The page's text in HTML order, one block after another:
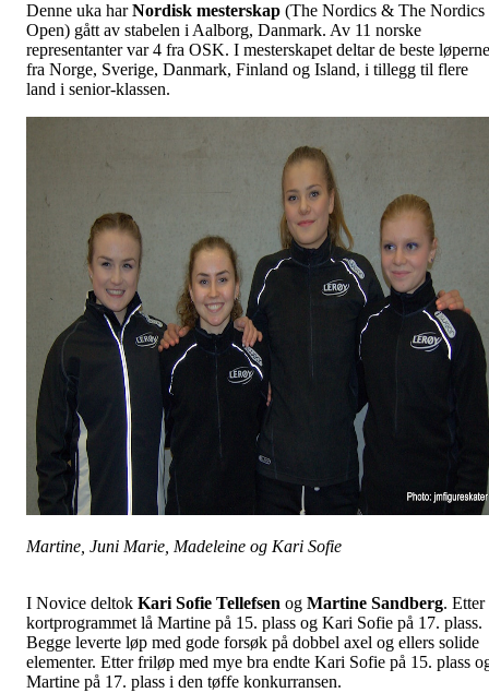
Denne uka harNordisk mesterskap (The Nordics & The Nordics
Open) gått av stabelen i Aalborg, Danmark. Av 11 norske
representanter var 4 fra OSK. I mesterskapet deltar de beste løperne
fra Norge, Sverige, Danmark, Finland og Island, i tillegg til flere
land i senior-klassen.
Martine, Juni Marie, Madeleine og Kari Sofie
I Novice deltok Kari Sofie Tellefsen og Martine Sandberg. Etter
kortprogrammet lå Martine på 15. plass og Kari Sofie på 17. plass.
Begge leverte løp med gode forsøk på dobbel axel og ellers solide
elementer. Etter friløp med mye bra endte Kari Sofie på 15. plass
Martine på 17. plass i den tøffe konkurransen.